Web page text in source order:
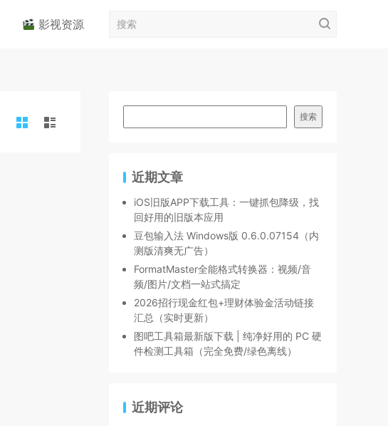
影视资源
搜索
近期文章
iOS旧版APP下载工具：一键抓包降级，找
回好用的旧版本应用
豆包输入法 Windows版 0.6.0.07154（内
测版清爽无广告）
FormatMaster全能格式转换器：视频/音
频/图片/文档一站式搞定
2026招行现金红包+理财体验金活动链接
汇总（实时更新）
图吧工具箱最新版下载 | 纯净好用的 PC 硬
件检测工具箱（完全免费/绿色离线）
近期评论